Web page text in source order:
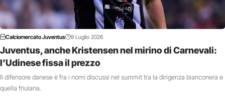
Calciomercato Juventus 9 Luglio 2026
Juventus, anche Kristensen nel mirino di Carnevali:
l’Udinese fissa il prezzo
Il difensore danese è fra i nomi discussi nel summit tra la dirigenza bianconera e
quella friulana.